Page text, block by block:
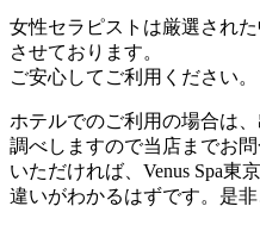
女性セラピストは厳選され
させております。
ご安心してご利用ください。
ホテルでのご利用の場合は
調べしますので当店までお
いただければ、Venus Spa東
違いがわかるはずです。是非